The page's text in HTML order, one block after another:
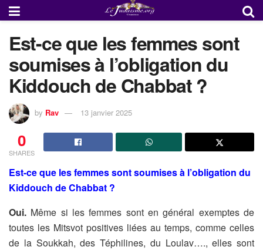
Est-ce que les femmes sont
soumises à l’obligation du
Kiddouch de Chabbat ?
by Rav 13 janvier 2025
0
SHARES
Est-ce que les femmes sont soumises à l’obligation du
Kiddouch de Chabbat ?
Oui. Même si les femmes sont en général exemptes de
toutes les Mitsvot positives liées au temps, comme celles
de la Soukkah, des Téphilines, du Loulav…., elles sont